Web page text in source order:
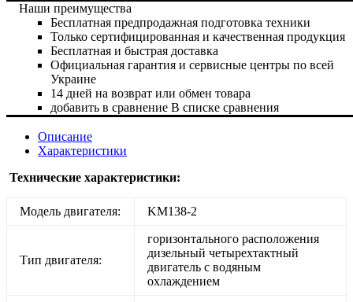
Наши преимущества
Бесплатная предпродажная подготовка техники
Только сертифицированная и качественная продукция
Бесплатная и быстрая доставка
Официальная гарантия и сервисные центры по всей
Украине
14 дней на возврат или обмен товара
добавить в сравнение В списке сравнения
Описание
Характеристики
Технические характеристики:
Модель двигателя: KM138-2
Тип двигателя:
горизонтального расположения
дизельный четырехтактный
двигатель с водяным
охлаждением